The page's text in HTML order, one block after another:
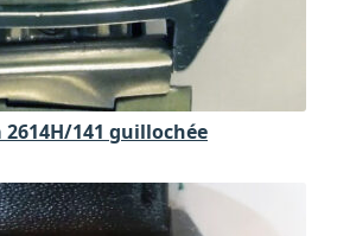
2614H/141 guillochée